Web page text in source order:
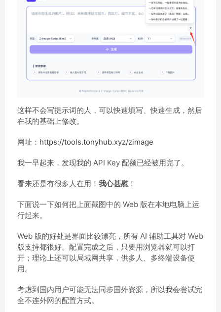
这样不会写提示词的人，可以快速填写、快速生成，然后
在我的基础上修改。
网址： https://tools.tonyhub.xyz/zimage
我一早起来，发现我的 API Key 配额已经被用完了。
看来还是有很多人在用！ 我心甚慰 ！
下面说一下如何把上面截图中的 Web 版在本地电脑上运
行起来。
Web 版的好处是界面比较漂亮，所有 AI 辅助工具对 Web
版支持都很好。配置完成之后，只要用浏览器就可以打
开；理论上还可以局域网共享，供多人、多终端设备使
用。
考虑到国内用户可能无法同步国外资源，所以我会尝试完
全不连外网的配置方式。